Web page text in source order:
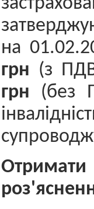
на
грн (з
грн (без
Отримати